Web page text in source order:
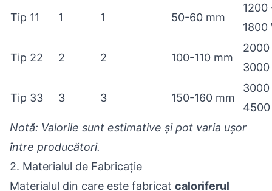
Tip 11 1 1 50-60 mm
1200
1800
Tip 22 2 2 100-110 mm
3000
Tip 33 3 3 150-160 mm
4500
Notă: Valorile sunt estimative și pot varia ușor
între producători.
2. Materialul de Fabricație
Materialul din care este fabricat caloriferul